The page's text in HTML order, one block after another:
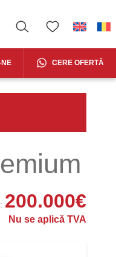
CERE OFERTĂ
200.000€
Nu se aplică TVA